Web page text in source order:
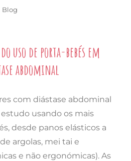
Categorias
Blog
uso de porta-bebés em
abdominal
com diástase abdominal
usando os mais
desde panos elásticos a
argolas, mei tai e
e não ergonómicas). As